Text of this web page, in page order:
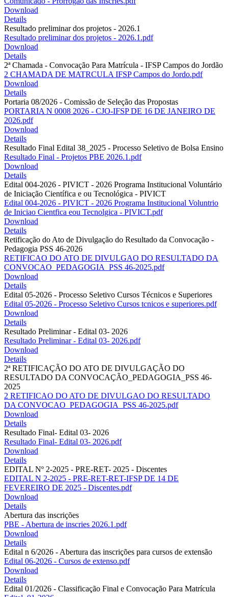
Download
Details
Resultado preliminar dos projetos - 2026.1
Resultado preliminar dos projetos - 2026.1.pdf
Download
Details
2ª Chamada - Convocação Para Matrícula - IFSP Campos do Jordão
2 CHAMADA DE MATRCULA IFSP Campos do Jordo.pdf
Download
Details
Portaria 08/2026 - Comissão de Seleção das Propostas
PORTARIA N 0008 2026 - CJO-IFSP DE 16 DE JANEIRO DE
2026.pdf
Download
Details
Resultado Final Edital 38_2025 - Processo Seletivo de Bolsa Ensino
Resultado Final - Projetos PBE 2026.1.pdf
Download
Details
Edital 004-2026 - PIVICT - 2026 Programa Institucional Voluntário
de Iniciação Científica e ou Tecnológica - PIVICT
Edital 004-2026 - PIVICT - 2026 Programa Institucional Voluntrio
de Iniciao Cientfica eou Tecnolgica - PIVICT.pdf
Download
Details
Retificação do Ato de Divulgação do Resultado da Convocação -
Pedagogia PSS 46-2026
RETIFICAO DO ATO DE DIVULGAO DO RESULTADO DA
CONVOCAO_PEDAGOGIA_PSS 46-2025.pdf
Download
Details
Edital 05-2026 - Processo Seletivo Cursos Técnicos e Superiores
Edital 05-2026 - Processo Seletivo Cursos tcnicos e superiores.pdf
Download
Details
Resultado Preliminar - Edital 03- 2026
Resultado Preliminar - Edital 03- 2026.pdf
Download
Details
2ª RETIFICAÇÃO DO ATO DE DIVULGAÇÃO DO
RESULTADO DA CONVOCAÇÃO_PEDAGOGIA_PSS 46-
2025
2 RETIFICAO DO ATO DE DIVULGAO DO RESULTADO
DA CONVOCAO_PEDAGOGIA_PSS 46-2025.pdf
Download
Details
Resultado Final- Edital 03- 2026
Resultado Final- Edital 03- 2026.pdf
Download
Details
EDITAL Nº 2-2025 - PRE-RET- 2025 - Discentes
EDITAL N 2-2025 - PRE-RET-RET-IFSP DE 14 DE
FEVEREIRO DE 2025 - Discentes.pdf
Download
Details
Abertura das inscrições
PBE - Abertura de inscries 2026.1.pdf
Download
Details
Edital n 6/2026 - Abertura das inscrições para cursos de extensão
Edital 06-2026 - Cursos de extenso.pdf
Download
Details
Edital 01/2026 - Classificação Final e Convocação Para Matrícula